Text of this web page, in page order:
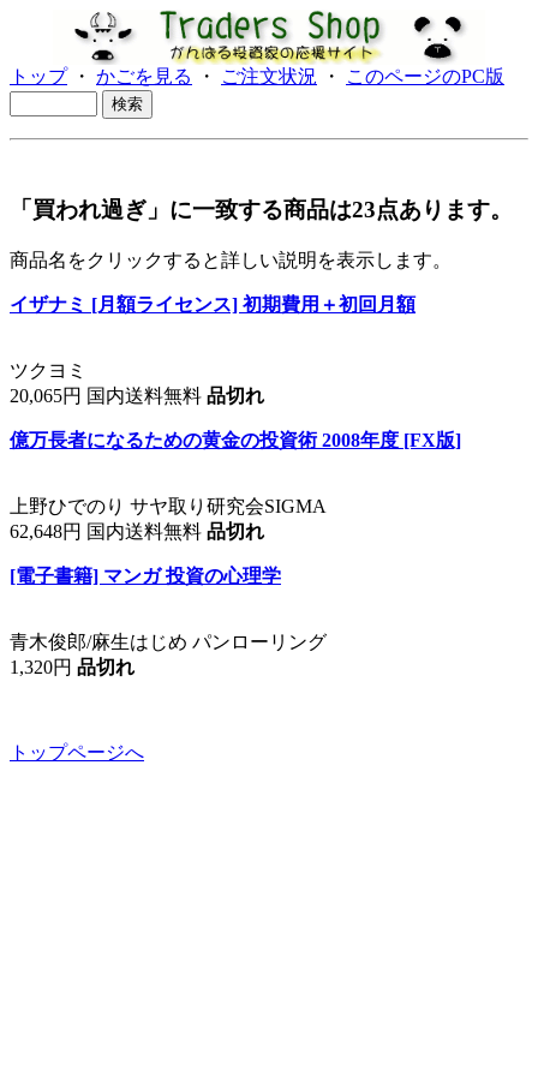
トップ・ かごを見る ・ ご注文状況 ・ このページのPC版
「買われ過ぎ」に一致する商品は23点あります。
商品名をクリックすると詳しい説明を表示します。
イザナミ [月額ライセンス] 初期費用＋初回月額
ツクヨミ
20,065円 国内送料無料 品切れ
億万長者になるための黄金の投資術 2008年度 [FX版]
上野ひでのり サヤ取り研究会SIGMA
62,648円 国内送料無料 品切れ
[電子書籍] マンガ 投資の心理学
青木俊郎/麻生はじめ パンローリング
1,320円 品切れ
トップページへ